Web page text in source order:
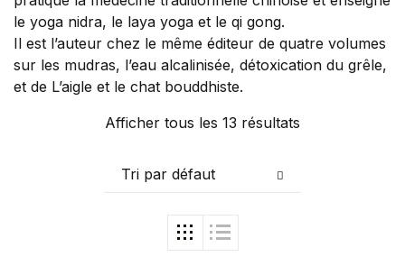
Others
Documentation
Starter
Accueil
le yoga nidra, le laya yoga et le qi gong.
Il est l’auteur chez le même éditeur de quatre volumes
sur les mudras, l’eau alcalinisée, détoxication du grêle,
et de L’aigle et le chat bouddhiste.
Afficher tous les 13 résultats
Tri par défaut